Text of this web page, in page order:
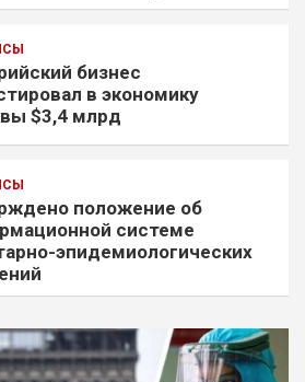
бизнес
в экономику
$3,4 млрд
положение об
системе
эпидемиологических